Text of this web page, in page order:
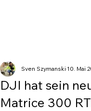
DJI hat sein
Matrice 300
Sven Szymanski 10. Mai